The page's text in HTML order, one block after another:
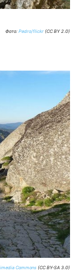
Фото: Pedro/flickr (CC BY 2.0)
Commons (CC BY-SA 3.0)